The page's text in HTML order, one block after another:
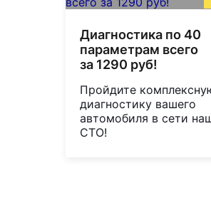
Диагностика по 40
параметрам всего
за 1290 руб!
Пройдите
диагностику вашего
автомобиля в сети
СТО!